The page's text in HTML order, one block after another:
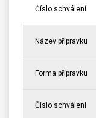
Číslo schválení
Název přípravku
Forma přípravku
Číslo schválení